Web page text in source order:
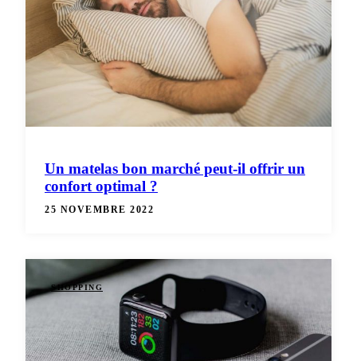
Un matelas bon marché peut-il offrir un
confort optimal ?
25 NOVEMBRE 2022
SHOPPING